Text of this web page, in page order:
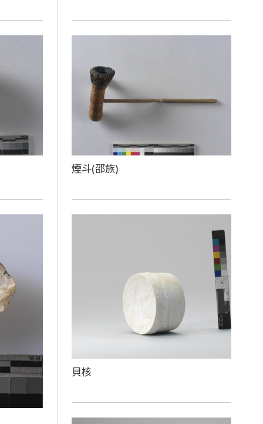
煙斗(邵族)
貝核